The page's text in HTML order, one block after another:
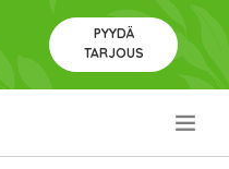
PYYDÄ
TARJOUS